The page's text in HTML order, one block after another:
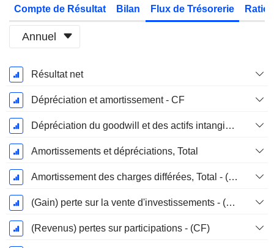
Compte de Résultat Bilan Flux de Trésorerie
Annuel
Période
Fiscale:
Décembre
Résultat net
Dépréciation et amortissement - CF
Dépréciation du goodwill et des actifs intangibles
Amortissements et dépréciations, Total
Amortissement des charges différées, Total - (CF)
(Gain) perte sur la vente d'investissements - (CF)
(Revenus) pertes sur participations - (CF)